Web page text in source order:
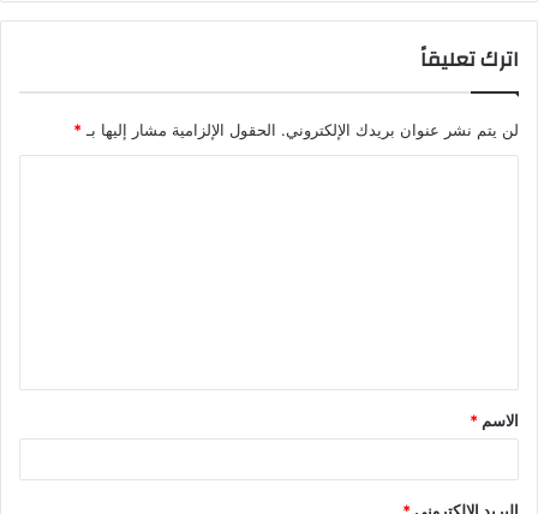
اترك تعليقاً
لن يتم نشر عنوان بريدك الإلكتروني. الحقول الإلزامية مشار إليها بـ*
الاسم *